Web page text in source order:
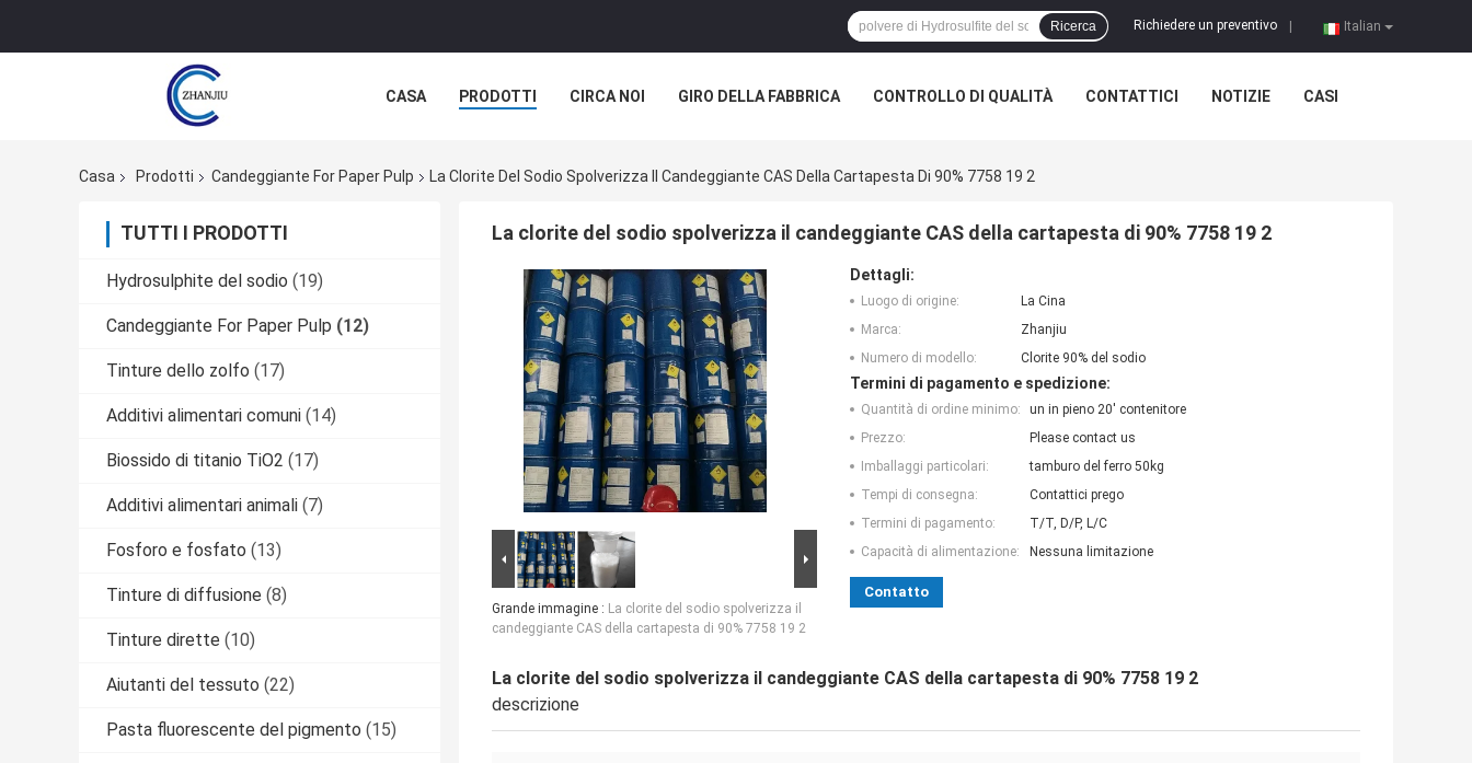
Italian
Richiedere un preventivo
Ricerca
CASA PRODOTTI CIRCA NOI GIRO DELLA FABBRICA CONTROLLO DI QUALITÀ CONTATTICI NOTIZIE CASI
Casa Prodotti Candeggiante For Paper Pulp La Clorite Del Sodio Spolverizza Il Candeggiante CAS Della Cartapesta Di 90% 7758 19 2
TUTTI I PRODOTTI
Hydrosulphite del sodio (19)
Candeggiante For Paper Pulp (12)
Tinture dello zolfo (17)
Additivi alimentari comuni (14)
Biossido di titanio TiO2 (17)
Additivi alimentari animali (7)
Fosforo e fosfato (13)
Tinture di diffusione (8)
Tinture dirette (10)
Aiutanti del tessuto (22)
Pasta fluorescente del pigmento (15)
La clorite del sodio spolverizza il candeggiante CAS della cartapesta di 90% 7758 19 2
Grande immagine : La clorite del sodio spolverizza il
candeggiante CAS della cartapesta di 90% 7758 19 2
Dettagli:
Luogo di origine:
La Cina
Marca:
Zhanjiu
Numero di modello:
Clorite 90% del sodio
Termini di pagamento e spedizione:
Quantità di ordine minimo:
un in pieno 20' contenitore
Prezzo:
Please contact us
Imballaggi particolari:
tamburo del ferro 50kg
Tempi di consegna:
Contattici prego
Termini di pagamento:
T/T, D/P, L/C
Capacità di alimentazione:
Nessuna limitazione
Contatto
La clorite del sodio spolverizza il candeggiante CAS della cartapesta di 90% 7758 19 2
descrizione